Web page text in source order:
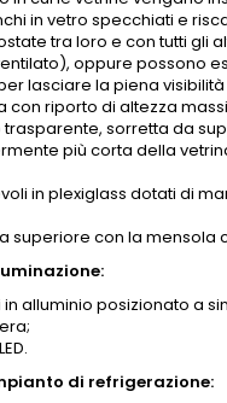
in vetro specchiati e
tra loro e con tutti gli
oppure possono
lasciare la piena visibilità
riporto di altezza
trasparente, sorretta da
più corta della
in plexiglass dotati di
superiore con la mensola
alluminio posizionato a
di refrigerazione: